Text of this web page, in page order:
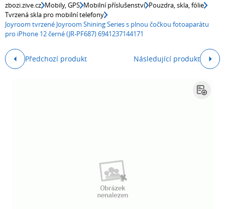
zbozi.zive.cz Mobily, GPS Mobilní příslušenství Pouzdra, skla, fólie
Tvrzená skla pro mobilní telefony
Joyroom tvrzené Joyroom Shining Series s plnou čočkou fotoaparátu
pro iPhone 12 černé (JR-PF687) 6941237144171
Předchozí produkt Následující produkt